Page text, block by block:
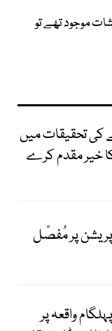
موجود تھے تو
کی تحقیقات میں
خیر مقدم کرے
پر مُفصّل
واقعہ پر